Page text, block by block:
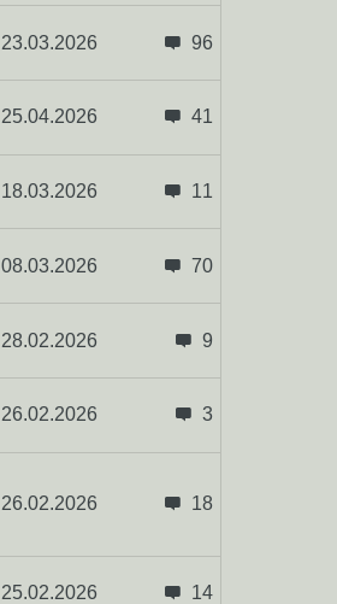
96
23.03.2026
41
25.04.2026
11
18.03.2026
70
08.03.2026
9
28.02.2026
3
26.02.2026
18
26.02.2026
14
25.02.2026